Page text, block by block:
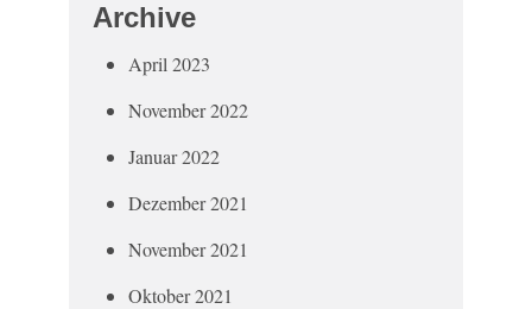
Archive
April 2023
November 2022
Januar 2022
Dezember 2021
November 2021
Oktober 2021